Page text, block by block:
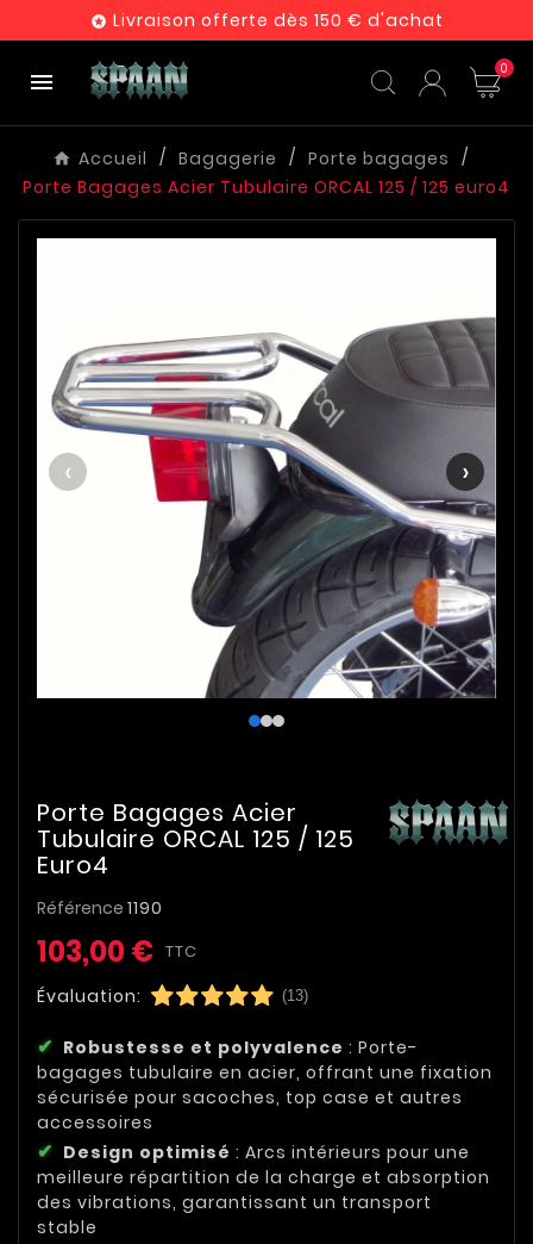
 Livraison offerte dès 150 € d'achat
 0
Accueil Bagagerie
Porte bagages
Porte Bagages Acier Tubulaire ORCAL 125 / 125 euro4
‹ ›
Porte Bagages Acier
Tubulaire ORCAL 125 / 125
Euro4
Référence 1190
103,00 € TTC
Évaluation: (13)
Robustesse et polyvalence : Porte-
bagages tubulaire en acier, offrant une fixation
sécurisée pour sacoches, top case et autres
accessoires
Design optimisé : Arcs intérieurs pour une
meilleure répartition de la charge et absorption
des vibrations, garantissant un transport
stable